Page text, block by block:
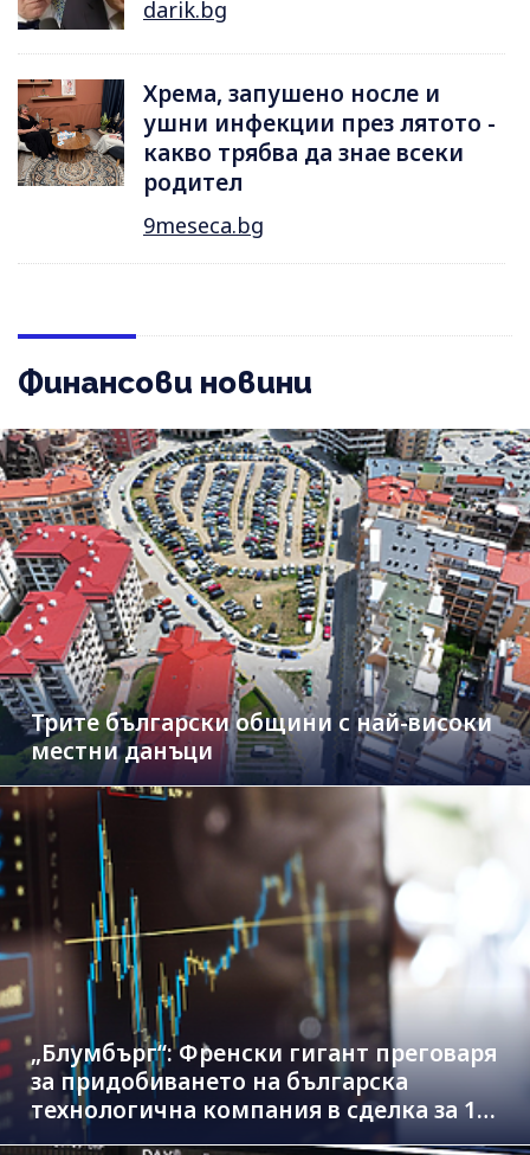
darik.bg
Хрема, запушено носле и
ушни инфекции през лятотo -
какво трябва да знае всеки
родител
9meseca.bg
Финансови новини
Трите български общини с най-високи
местни данъци
„Блумбърг“: Френски гигант преговаря
за придобиването на българска
технологична компания в сделка за 1.3
млрд. евро